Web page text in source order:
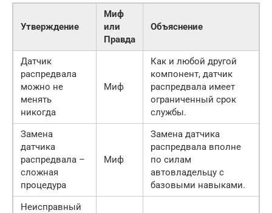
Утверждение
Миф
или
Правда
Объяснение
Датчик
распредвала
можно не
менять
никогда
Миф
Как и любой другой
компонент, датчик
распредвала имеет
ограниченный срок
службы.
Замена
датчика
распредвала –
сложная
процедура
Миф
Замена датчика
распредвала вполне
по силам
автовладельцу с
базовыми навыками.
Неисправный